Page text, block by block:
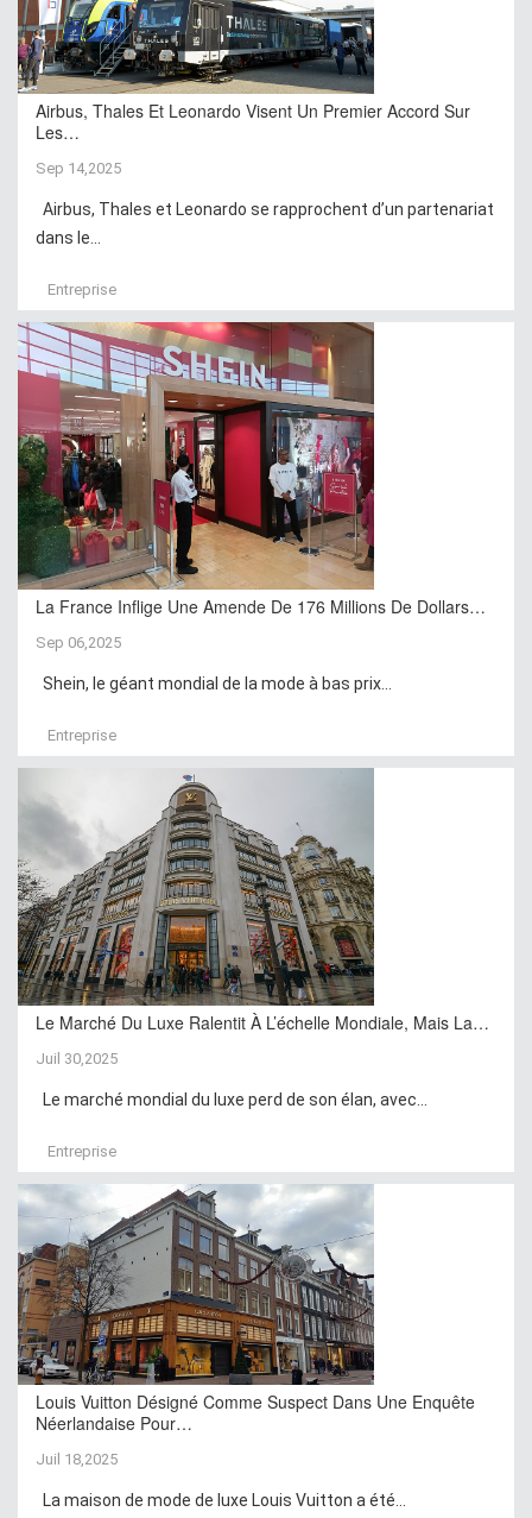
Airbus, Thales Et Leonardo Visent Un Premier Accord Sur
Les…
Sep 14,2025
Airbus, Thales et Leonardo se rapprochent d’un partenariat
dans le...
Entreprise
La France Inflige Une Amende De 176 Millions De Dollars…
Sep 06,2025
Shein, le géant mondial de la mode à bas prix...
Entreprise
Le Marché Du Luxe Ralentit À L’échelle Mondiale, Mais La…
Juil 30,2025
Le marché mondial du luxe perd de son élan, avec...
Entreprise
Louis Vuitton Désigné Comme Suspect Dans Une Enquête
Néerlandaise Pour…
Juil 18,2025
La maison de mode de luxe Louis Vuitton a été...